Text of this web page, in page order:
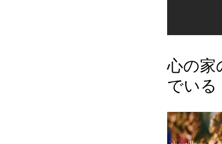
心の家
でいる